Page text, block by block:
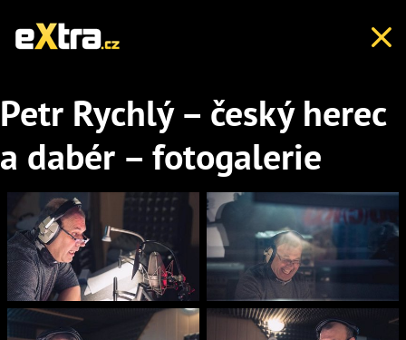
Petr Rychlý – český herec
a dabér – fotogalerie